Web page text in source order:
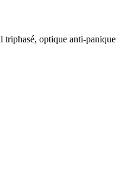
triphasé, optique anti-panique